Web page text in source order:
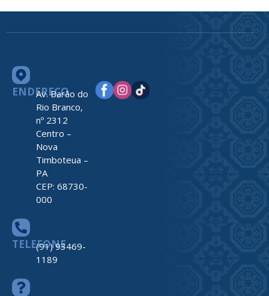
ENDEREÇO
Av. Barão do
Rio Branco,
nº 2312
Centro –
Nova
Timboteua –
PA
CEP: 68730-
000
TELEFONE
(91) 93469-
1189